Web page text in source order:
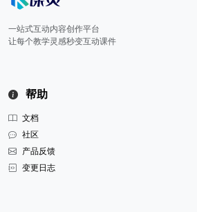
一站式互动内容创作平台
让每个教学灵感秒变互动课件
帮助
文档
社区
产品反馈
变更日志